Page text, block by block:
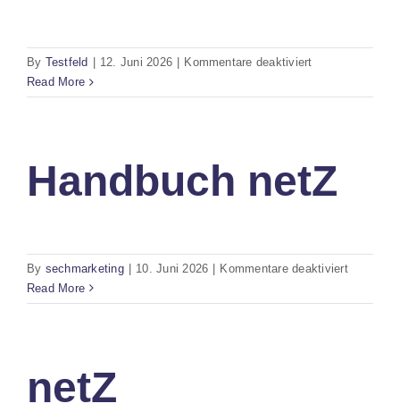
By Testfeld 12. Juni 2026 Kommentare deaktiviertfür
Teil
Read More
Handbuch netZ
By sechmarketing 10. Juni 2026 Kommentare deaktiviertfür
netZ
Read More
netZ